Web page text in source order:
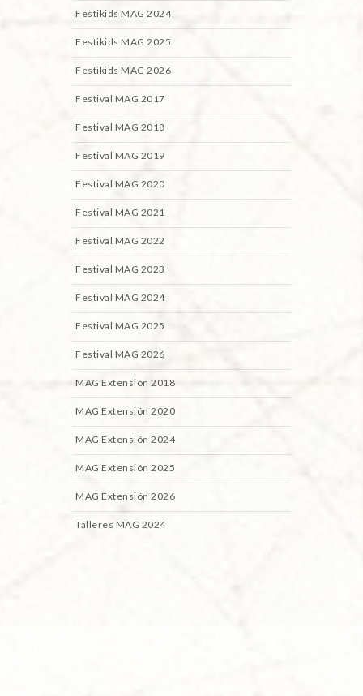
Festikids MAG 2024
Festikids MAG 2025
Festikids MAG 2026
Festival MAG 2017
Festival MAG 2018
Festival MAG 2019
Festival MAG 2020
Festival MAG 2021
Festival MAG 2022
Festival MAG 2023
Festival MAG 2024
Festival MAG 2025
Festival MAG 2026
MAG Extensión 2018
MAG Extensión 2020
MAG Extensión 2024
MAG Extensión 2025
MAG Extensión 2026
Talleres MAG 2024